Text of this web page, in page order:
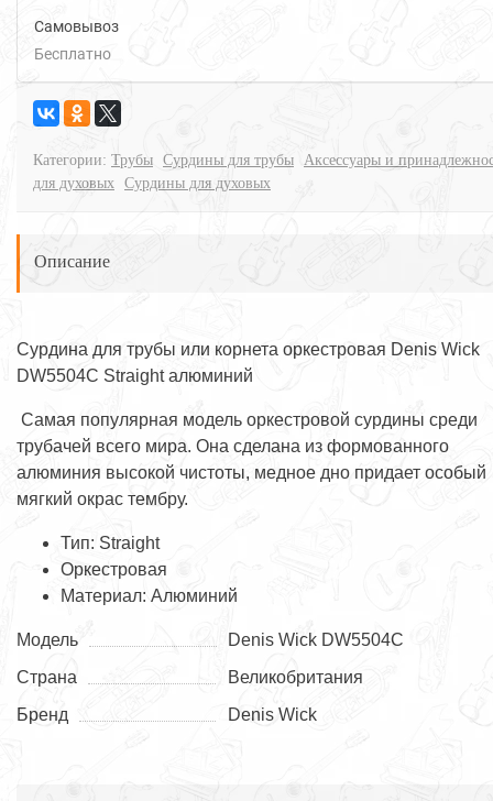
Самовывоз
Бесплатно
Категории: Трубы Сурдины для трубы Аксессуары и
для духовых Сурдины для духовых
Описание
Сурдина для трубы или корнета оркестровая Denis Wick
DW5504С Straight алюминий
Самая популярная модель оркестровой сурдины среди
трубачей всего мира. Она сделана из формованного
алюминия высокой чистоты, медное дно придает особый
мягкий окрас тембру.
Тип: Straight
Оркестровая
Материал: Алюминий
Модель
Denis Wick DW5504С
Страна
Великобритания
Бренд
Denis Wick